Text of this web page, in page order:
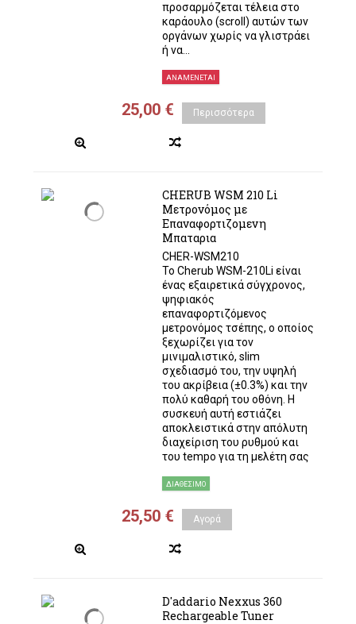
προσαρμόζεται τέλεια στο
καράουλο (scroll) αυτών των
οργάνων χωρίς να γλιστράει
ή να...
ΑΝΑΜΈΝΕΤΑΙ
25,00 € Περισσότερα
CHERUB WSM 210 Li
Μετρονόμος με
Επαναφορτιζομενη
Μπαταρια
CHER-WSM210
Το Cherub WSM-210Li είναι
ένας εξαιρετικά σύγχρονος,
ψηφιακός
επαναφορτιζόμενος
μετρονόμος τσέπης, ο οποίος
ξεχωρίζει για τον
μινιμαλιστικό, slim
σχεδιασμό του, την υψηλή
του ακρίβεια (±0.3%) και την
πολύ καθαρή του οθόνη. Η
συσκευή αυτή εστιάζει
αποκλειστικά στην απόλυτη
διαχείριση του ρυθμού και
του tempo για τη μελέτη σας
ΔΙΑΘΈΣΙΜΟ
25,50 € Αγορά
D'addario Nexxus 360
Rechargeable Tuner